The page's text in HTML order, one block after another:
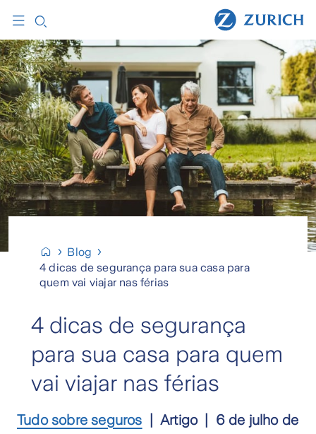
Blog
4 dicas de segurança para sua casa para
quem vai viajar nas férias
4 dicas de segurança
para sua casa para quem
vai viajar nas férias
Tudo sobre seguros Artigo
6 de julho de